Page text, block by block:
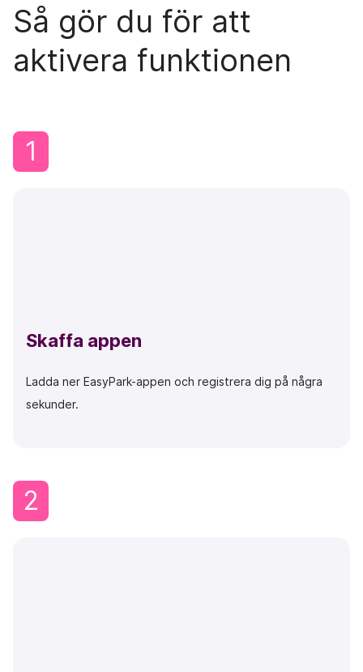
Så gör du för att
aktivera funktionen
1
Skaffa appen
Ladda ner EasyPark-appen och registrera dig på några
sekunder.
2